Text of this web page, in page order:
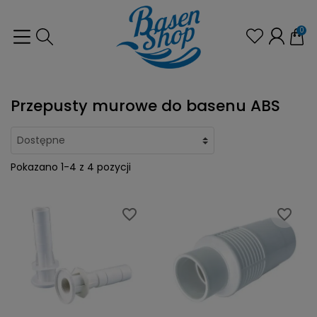
0
Przepusty murowe do basenu ABS
Pokazano 1-4 z 4 pozycji
favorite_border favorite_border